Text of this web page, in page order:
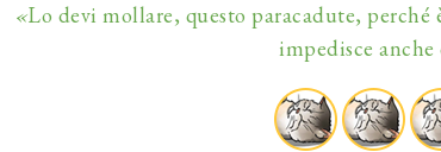
«Lo devi mollare, questo paracadute,
impedisce anche